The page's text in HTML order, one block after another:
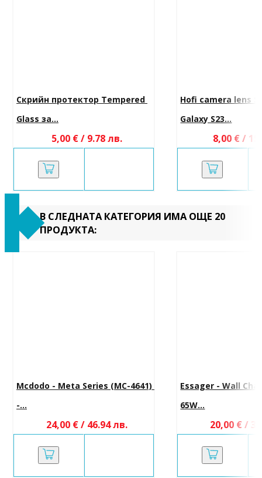
Скрийн протектор Tempered
Glass за...
5,00 € / 9.78 лв.
Hofi camera lens
Galaxy S23...
8,00 € /
В СЛЕДНАТА КАТЕГОРИЯ ИМА ОЩЕ 20
ПРОДУКТА:
Mcdodo - Meta Series (MC-4641)
-...
24,00 € / 46.94 лв.
Essager - Wall
65W...
20,00 € /